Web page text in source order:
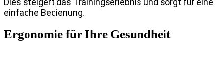
Dies steigert das Trainingserlebnis und sorgt für eine
einfache Bedienung.
Ergonomie für Ihre Gesundheit